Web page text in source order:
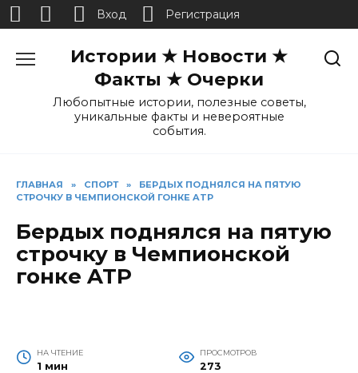
Истории ★ Новости ★
Факты ★ Очерки
Любопытные истории, полезные советы,
уникальные факты и невероятные
события.
ГЛАВНАЯ » СПОРТ »
БЕРДЫХ ПОДНЯЛСЯ НА ПЯТУЮ
СТРОЧКУ В ЧЕМПИОНСКОЙ ГОНКЕ ATP
Бердых поднялся на пятую
строчку в Чемпионской
гонке ATP
НА ЧТЕНИЕ
1 мин
ПРОСМОТРОВ
273
Вход Регистрация